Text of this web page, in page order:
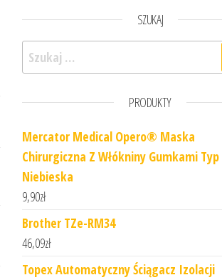
SZUKAJ
Szukaj:
PRODUKTY
Mercator Medical Opero® Maska
Chirurgiczna Z Włókniny Gumkami
Niebieska
9,90zł
Brother TZe-RM34
46,09zł
Topex Automatyczny Ściągacz Izolacji